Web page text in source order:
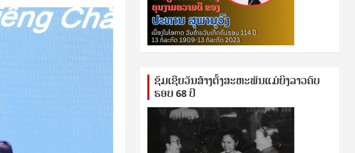
ຊົ​ມ​ເຊີຍ​ວັນ​ສ້າງ​ຕັ້ງ​ສະ​ຫະ​ພັນ​ແມ່​ຍິງ​​ລາວຄົບ​
ຮອບ 68 ປິ